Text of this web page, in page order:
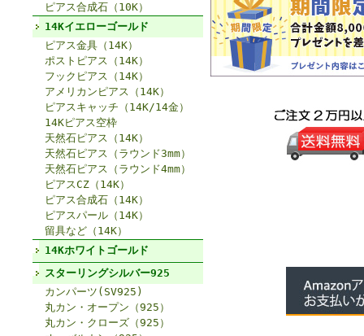
ピアス合成石（10K）
14Kイエローゴールド
ピアス金具（14K）
ポストピアス（14K）
フックピアス（14K）
アメリカンピアス（14K）
ピアスキャッチ（14K/14金）
14Kピアス空枠
天然石ピアス（14K）
天然石ピアス（ラウンド3mm）
天然石ピアス（ラウンド4mm）
ピアスCZ（14K）
ピアス合成石（14K）
ピアスパール（14K）
留具など（14K）
14Kホワイトゴールド
スターリングシルバー925
カンパーツ(SV925)
丸カン・オープン（925）
丸カン・クローズ（925）